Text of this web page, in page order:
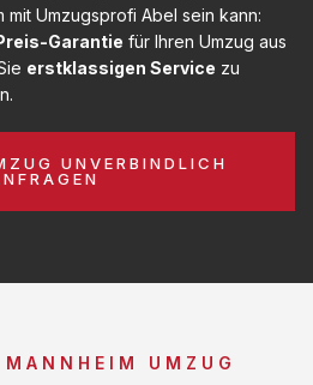
mit Umzugsprofi Abel sein kann:
Garantie für Ihren Umzug aus
erstklassigen Service zu
UNVERBINDLICH
UMZUG